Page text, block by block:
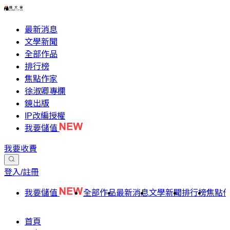
最新消息
文學新聞
全部作品
排行榜
焦點作家
徐淑卿專欄
鏡出版
IP改編授權
我要儲值
我要收費
登入/註冊
我要儲值 全部作品最新消息文學新聞排行榜焦點
首頁